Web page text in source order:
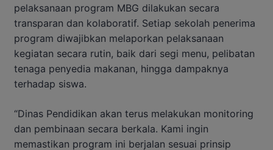
pelaksanaan program MBG dilakukan secara
transparan dan kolaboratif. Setiap sekolah penerima
program diwajibkan melaporkan pelaksanaan
kegiatan secara rutin, baik dari segi menu, pelibatan
tenaga penyedia makanan, hingga dampaknya
terhadap siswa.
“Dinas Pendidikan akan terus melakukan monitoring
dan pembinaan secara berkala. Kami ingin
memastikan program ini berjalan sesuai prinsip